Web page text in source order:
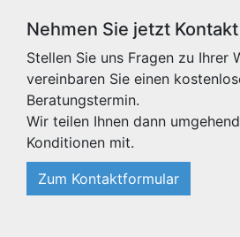
Nehmen Sie jetzt
Stellen Sie uns Fragen zu Ihrer
vereinbaren Sie einen
Beratungstermin.
Wir teilen Ihnen dann
Konditionen mit.
Zum Kontaktformular